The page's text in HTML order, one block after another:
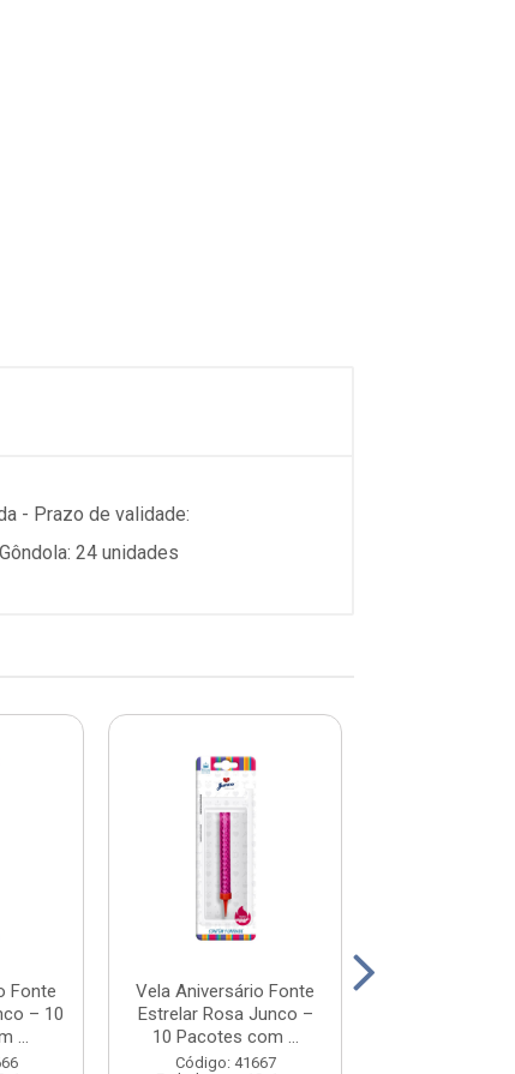
- Prazo de validade:
24 unidades
Fonte
– 10
...
Vela Aniversário Fonte
Estrelar Rosa Junco –
10 Pacotes com ...
Código: 41667